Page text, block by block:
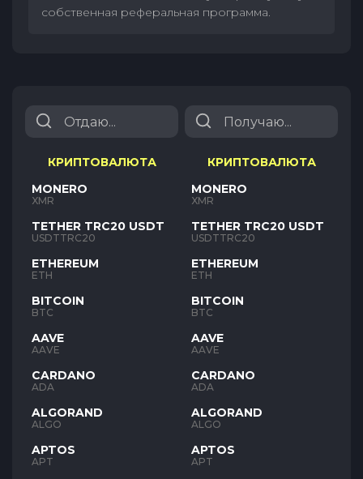
собственная реферальная программа.
КРИПТОВАЛЮТА
MONERO
XMR
TETHER TRC20 USDT
USDTTRC20
ETHEREUM
ETH
BITCOIN
BTC
AAVE
AAVE
CARDANO
ADA
ALGORAND
ALGO
APTOS
APT
КРИПТОВАЛЮТА
MONERO
XMR
TETHER TRC20 USDT
USDTTRC20
ETHEREUM
ETH
BITCOIN
BTC
AAVE
AAVE
CARDANO
ADA
ALGORAND
ALGO
APTOS
APT